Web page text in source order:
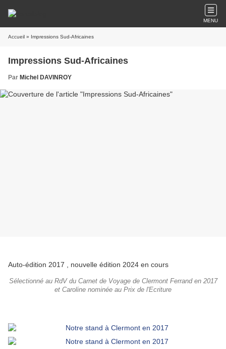
MENU
Accueil » Impressions Sud-Africaines
Impressions Sud-Africaines
Par Michel DAVINROY
Auto-édition 2017 , nouvelle édition 2024 en cours
Sélectionné au RdV du Carnet de Voyage de Clermont Ferrand en 2017
et Caroline nominée au Prix de l'Ecriture